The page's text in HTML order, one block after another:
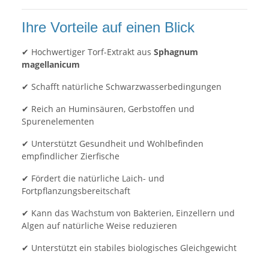
Ihre Vorteile auf einen Blick
✔ Hochwertiger Torf-Extrakt aus Sphagnum
magellanicum
✔ Schafft natürliche Schwarzwasserbedingungen
✔ Reich an Huminsäuren, Gerbstoffen und
Spurenelementen
✔ Unterstützt Gesundheit und Wohlbefinden
empfindlicher Zierfische
✔ Fördert die natürliche Laich- und
Fortpflanzungsbereitschaft
✔ Kann das Wachstum von Bakterien, Einzellern und
Algen auf natürliche Weise reduzieren
✔ Unterstützt ein stabiles biologisches Gleichgewicht